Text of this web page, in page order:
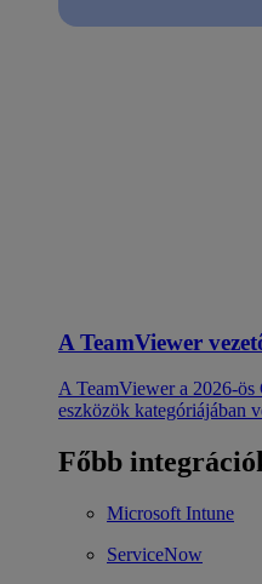
A TeamViewer
A TeamViewer a 2026-
eszközök kategóriájában
Főbb
Microsoft Intune
ServiceNow